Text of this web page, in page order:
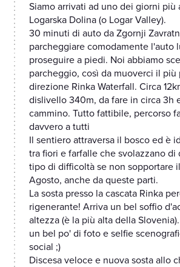
Siamo arrivati ad uno dei giorni più
Logarska Dolina (o Logar Valley).
30 minuti di auto da Zgornji
parcheggiare comodamente l'auto
proseguire a piedi. Noi abbiamo
parcheggio, così da muoverci il
direzione Rinka Waterfall. Circa
dislivello 340m, da fare in circa 3h
cammino. Tutto fattibile, percorso
davvero a tutti
Il sentiero attraversa il bosco ed è
tra fiori e farfalle che svolazzano di
tipo di difficoltà se non sopportare
Agosto, anche da queste parti.
La sosta presso la cascata Rinka
rigenerante! Arriva un bel soffio
altezza (è la più alta della
un bel po' di foto e selfie
social ;)
Discesa veloce e nuova sosta allo